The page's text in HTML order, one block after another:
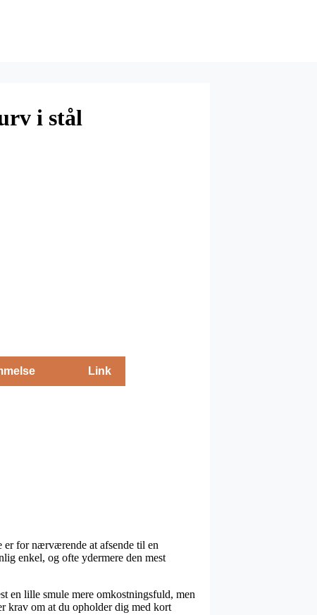
i stål
Link
for nærværende at afsende til en
enkel, og ofte ydermere den mest
en lille smule mere omkostningsfuld, men
krav om at du opholder dig med kort